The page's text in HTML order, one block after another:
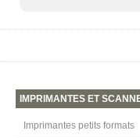
IMPRIMANTES ET
Imprimantes petits formats